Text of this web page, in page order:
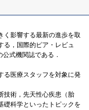
く影響する最新の進歩を取
る，国際的ピア・レビュ
式機関誌である．
る医療スタッフを対象に発
技術，先天性心疾患（胎
礎科学といったトピックを